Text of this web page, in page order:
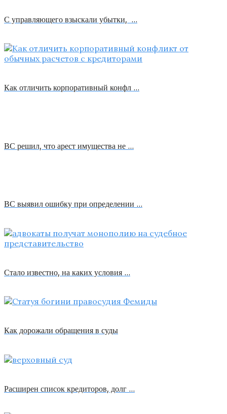
С управляющего взыскали убытки, …
Как отличить корпоративный конфл …
ВС решил, что арест имущества не …
ВС выявил ошибку при определении …
Стало известно, на каких условия …
Как дорожали обращения в суды
Расширен список кредиторов, долг …